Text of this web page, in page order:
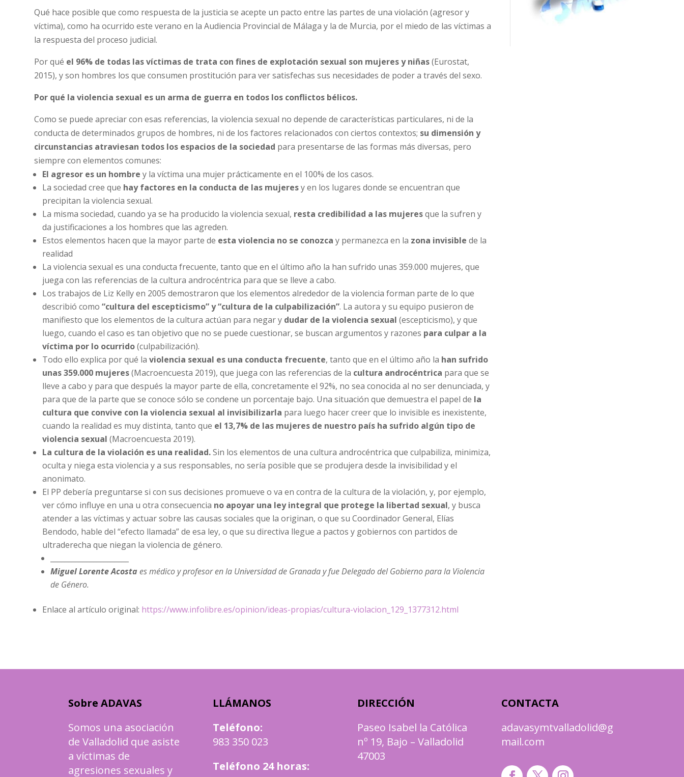
Qué hace posible que como respuesta de la justicia se acepte un pacto entre las partes de una violación (agresor y
víctima), como ha ocurrido este verano en la Audiencia Provincial de Málaga y la de Murcia, por el miedo de las víctimas a
la respuesta del proceso judicial.
Por qué el 96% de todas las víctimas de trata con fines de explotación sexual son mujeres y niñas(Eurostat,
2015), y son hombres los que consumen prostitución para ver satisfechas sus necesidades de poder a través del sexo.
Por qué la violencia sexual es un arma de guerra en todos los conflictos bélicos.
Como se puede apreciar con esas referencias, la violencia sexual no depende de características particulares, ni de la
conducta de determinados grupos de hombres, ni de los factores relacionados con ciertos contextos; su dimensión y
circunstancias atraviesan todos los espacios de la sociedad para presentarse de las formas más diversas, pero
siempre con elementos comunes:
El agresor es un hombre y la víctima una mujer prácticamente en el 100% de los casos.
La sociedad cree que hay factores en la conducta de las mujeresy en los lugares donde se encuentran que
precipitan la violencia sexual.
La misma sociedad, cuando ya se ha producido la violencia sexual, resta credibilidad a las mujeresque la sufren y
da justificaciones a los hombres que las agreden.
Estos elementos hacen que la mayor parte de esta violencia no se conozca y permanezca en la zona invisible de la
realidad
La violencia sexual es una conducta frecuente, tanto que en el último año la han sufrido unas 359.000 mujeres, que
juega con las referencias de la cultura androcéntrica para que se lleve a cabo.
Los trabajos de Liz Kelly en 2005 demostraron que los elementos alrededor de la violencia forman parte de lo que
describió como “cultura del escepticismo” y “cultura de la culpabilización”. La autora y su equipo pusieron de
manifiesto que los elementos de la cultura actúan para negar y dudar de la violencia sexual (escepticismo), y que
luego, cuando el caso es tan objetivo que no se puede cuestionar, se buscan argumentos y razones para culpar a la
víctima por lo ocurrido(culpabilización).
Todo ello explica por qué la violencia sexual es una conducta frecuente, tanto que en el último año la han sufrido
unas 359.000 mujeres(Macroencuesta 2019), que juega con las referencias de la cultura androcéntrica para que se
lleve a cabo y para que después la mayor parte de ella, concretamente el 92%, no sea conocida al no ser denunciada, y
para que de la parte que se conoce sólo se condene un porcentaje bajo. Una situación que demuestra el papel de la
cultura que convive con la violencia sexual al invisibilizarla para luego hacer creer que lo invisible es inexistente,
cuando la realidad es muy distinta, tanto que el 13,7% de las mujeres de nuestro país ha sufrido algún tipo de
violencia sexual (Macroencuesta 2019).
La cultura de la violación es una realidad.Sin los elementos de una cultura androcéntrica que culpabiliza, minimiza,
oculta y niega esta violencia y a sus responsables, no sería posible que se produjera desde la invisibilidad y el
anonimato.
El PP debería preguntarse si con sus decisiones promueve o va en contra de la cultura de la violación, y, por ejemplo,
ver cómo influye en una u otra consecuencia no apoyar una ley integral que protege la libertad sexual, y busca
atender a las víctimas y actuar sobre las causas sociales que la originan, o que su Coordinador General, Elías
Bendodo, hable del “efecto llamada” de esa ley, o que su directiva llegue a pactos y gobiernos con partidos de
ultraderecha que niegan la violencia de género.
Miguel Lorente Acosta es médico y profesor en la Universidad de Granada y fue Delegado del Gobierno para la Violencia
de Género.
Enlace al artículo original: https://www.infolibre.es/opinion/ideas-propias/cultura-violacion_129_1377312.html
Sobre ADAVAS
Somos una asociación
de Valladolid que asiste
a víctimas de
agresiones sexuales y
LLÁMANOS
Teléfono:
983 350 023
Teléfono 24 horas:
DIRECCIÓN
Paseo Isabel la Católica
nº 19, Bajo – Valladolid
47003
CONTACTA
adavasymtvalladolid@g
mail.com